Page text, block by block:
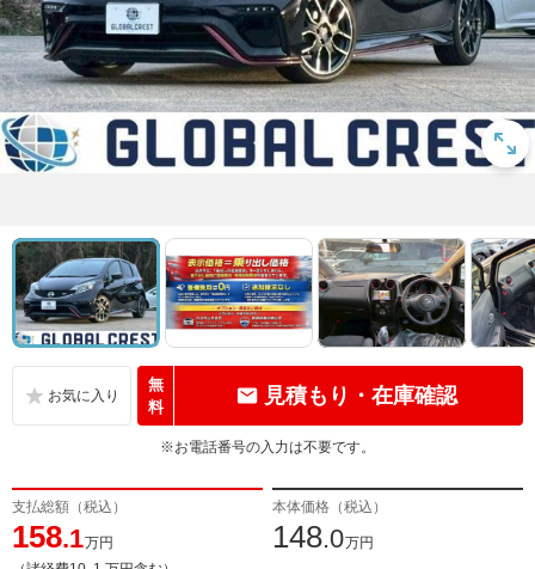
無
料
見積もり・在庫確認
※お電話番号の入力は不要です。
支払総額（税込）
158.1万円
本体価格（税込）
148.0万円